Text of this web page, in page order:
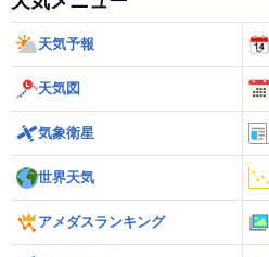
天気予報
天気図
気象衛星
世界天気
アメダスランキング